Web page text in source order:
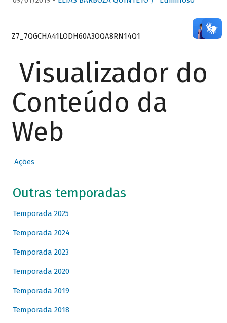
Z7_7QGCHA41LODH60A3OQA8RN14Q1
Visualizador do
Conteúdo da
Web
Ações
Outras temporadas
Temporada 2025
Temporada 2024
Temporada 2023
Temporada 2020
Temporada 2019
Temporada 2018